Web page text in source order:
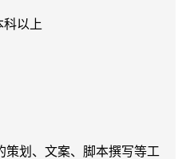
科以上
策划、文案、脚本撰写等工